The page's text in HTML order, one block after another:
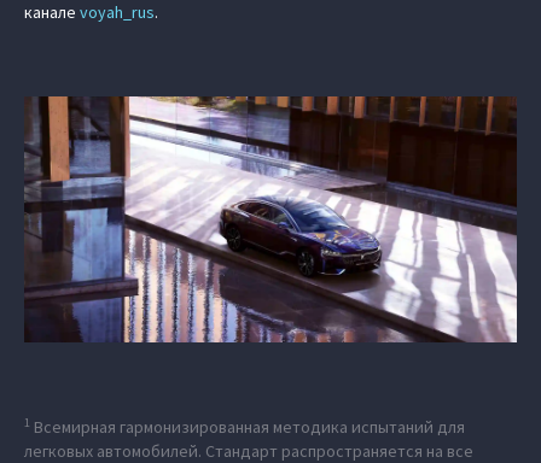
канале voyah_rus.
1 Всемирная гармонизированная методика испытаний для
легковых автомобилей. Стандарт распространяется на все